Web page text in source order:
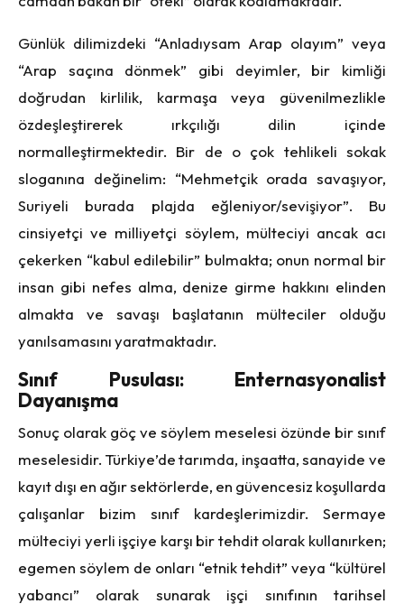
Günlük dilimizdeki “Anladıysam Arap olayım” veya
“Arap saçına dönmek” gibi deyimler, bir kimliği
doğrudan kirlilik, karmaşa veya güvenilmezlikle
özdeşleştirerek ırkçılığı dilin içinde
normalleştirmektedir. Bir de o çok tehlikeli sokak
sloganına değinelim: “Mehmetçik orada savaşıyor,
Suriyeli burada plajda eğleniyor/sevişiyor”. Bu
cinsiyetçi ve milliyetçi söylem, mülteciyi ancak acı
çekerken “kabul edilebilir” bulmakta; onun normal bir
insan gibi nefes alma, denize girme hakkını elinden
almakta ve savaşı başlatanın mülteciler olduğu
yanılsamasını yaratmaktadır.
Sınıf Pusulası: Enternasyonalist
Dayanışma
Sonuç olarak göç ve söylem meselesi özünde bir sınıf
meselesidir. Türkiye’de tarımda, inşaatta, sanayide ve
kayıt dışı en ağır sektörlerde, en güvencesiz koşullarda
çalışanlar bizim sınıf kardeşlerimizdir. Sermaye
mülteciyi yerli işçiye karşı bir tehdit olarak kullanırken;
egemen söylem de onları “etnik tehdit” veya “kültürel
yabancı” olarak sunarak işçi sınıfının tarihsel